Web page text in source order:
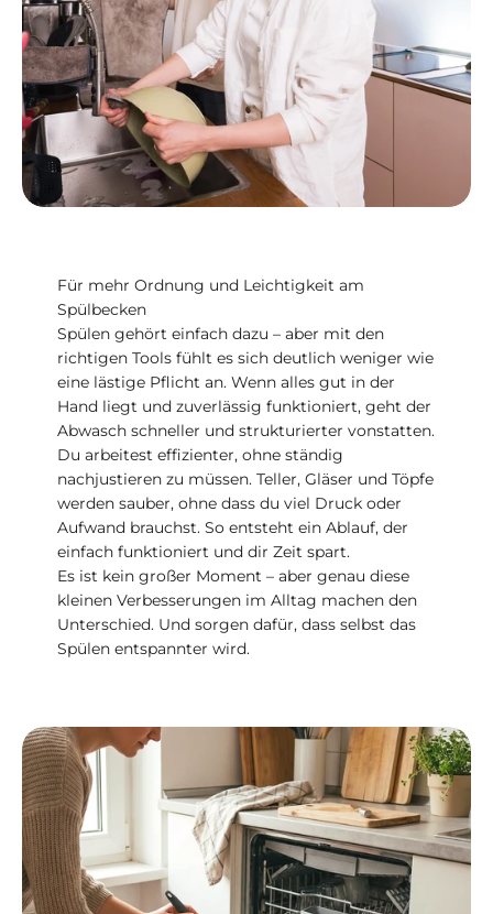
Für mehr Ordnung und Leichtigkeit am
Spülbecken
Spülen gehört einfach dazu – aber mit den
richtigen Tools fühlt es sich deutlich weniger wie
eine lästige Pflicht an. Wenn alles gut in der
Hand liegt und zuverlässig funktioniert, geht der
Abwasch schneller und strukturierter vonstatten.
Du arbeitest effizienter, ohne ständig
nachjustieren zu müssen. Teller, Gläser und Töpfe
werden sauber, ohne dass du viel Druck oder
Aufwand brauchst. So entsteht ein Ablauf, der
einfach funktioniert und dir Zeit spart.
Es ist kein großer Moment – aber genau diese
kleinen Verbesserungen im Alltag machen den
Unterschied. Und sorgen dafür, dass selbst das
Spülen entspannter wird.